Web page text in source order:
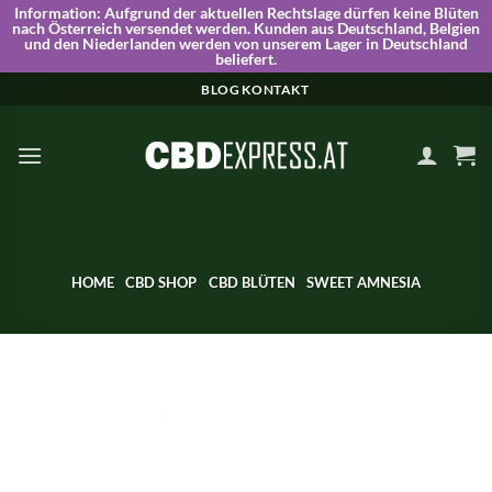
Information: Aufgrund der aktuellen Rechtslage dürfen keine Blüten
nach Österreich versendet werden. Kunden aus Deutschland, Belgien
und den Niederlanden werden von unserem Lager in Deutschland
beliefert.
BLOG KONTAKT
HOME CBD SHOP CBD BLÜTEN SWEET AMNESIA